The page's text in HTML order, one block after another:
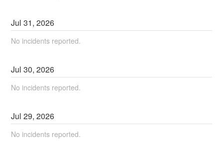
Jul31,2026
No incidents reported.
Jul30,2026
No incidents reported.
Jul29,2026
No incidents reported.